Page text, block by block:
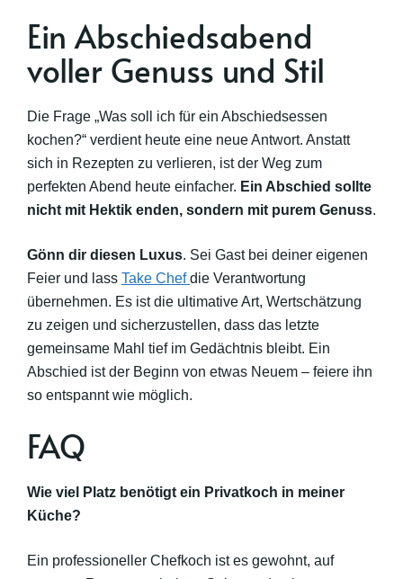
Ein Abschiedsabend
voller Genuss und Stil
Die Frage „Was soll ich für ein Abschiedsessen
kochen?“ verdient heute eine neue Antwort. Anstatt
sich in Rezepten zu verlieren, ist der Weg zum
perfekten Abend heute einfacher. Ein Abschied sollte
nicht mit Hektik enden, sondern mit purem Genuss.
Gönn dir diesen Luxus. Sei Gast bei deiner eigenen
Feier und lass Take Chefdie Verantwortung
übernehmen. Es ist die ultimative Art, Wertschätzung
zu zeigen und sicherzustellen, dass das letzte
gemeinsame Mahl tief im Gedächtnis bleibt. Ein
Abschied ist der Beginn von etwas Neuem – feiere ihn
so entspannt wie möglich.
FAQ
Wie viel Platz benötigt ein Privatkoch in meiner
Küche?
Ein professioneller Chefkoch ist es gewohnt, auf